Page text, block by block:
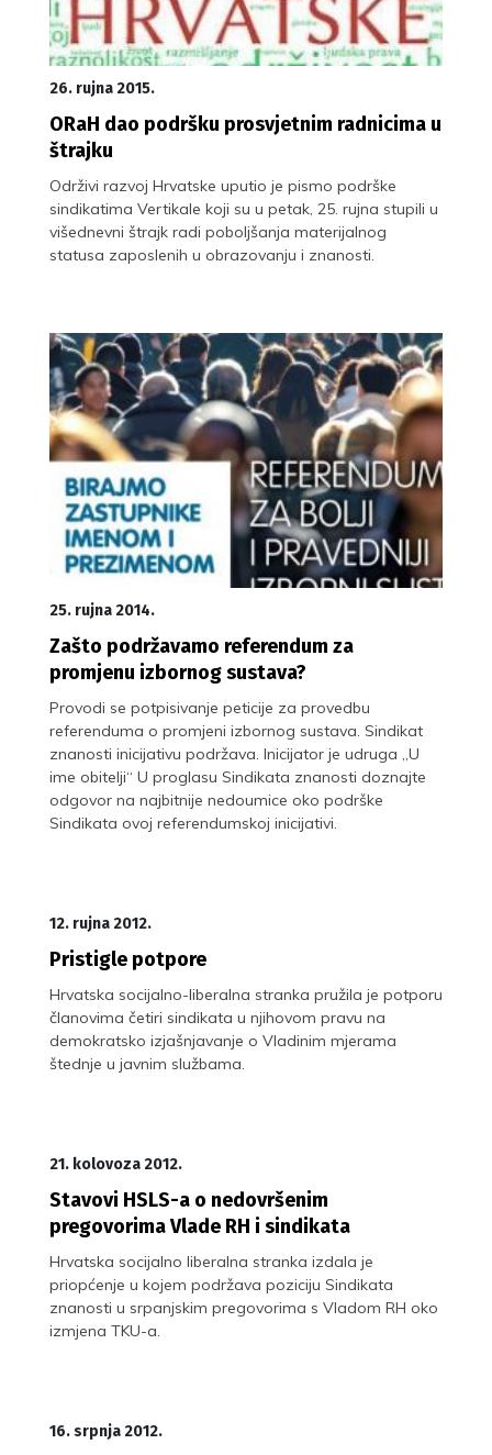
26. rujna 2015.
ORaH dao podršku prosvjetnim radnicima u
štrajku
Održivi razvoj Hrvatske uputio je pismo podrške
sindikatima Vertikale koji su u petak, 25. rujna stupili u
višednevni štrajk radi poboljšanja materijalnog
statusa zaposlenih u obrazovanju i znanosti.
25. rujna 2014.
Zašto podržavamo referendum za
promjenu izbornog sustava?
Provodi se potpisivanje peticije za provedbu
referenduma o promjeni izbornog sustava. Sindikat
znanosti inicijativu podržava. Inicijator je udruga „U
ime obitelji“ U proglasu Sindikata znanosti doznajte
odgovor na najbitnije nedoumice oko podrške
Sindikata ovoj referendumskoj inicijativi.
12. rujna 2012.
Pristigle potpore
Hrvatska socijalno-liberalna stranka pružila je potporu
članovima četiri sindikata u njihovom pravu na
demokratsko izjašnjavanje o Vladinim mjerama
štednje u javnim službama.
21. kolovoza 2012.
Stavovi HSLS-a o nedovršenim
pregovorima Vlade RH i sindikata
Hrvatska socijalno liberalna stranka izdala je
priopćenje u kojem podržava poziciju Sindikata
znanosti u srpanjskim pregovorima s Vladom RH oko
izmjena TKU-a.
16. srpnja 2012.